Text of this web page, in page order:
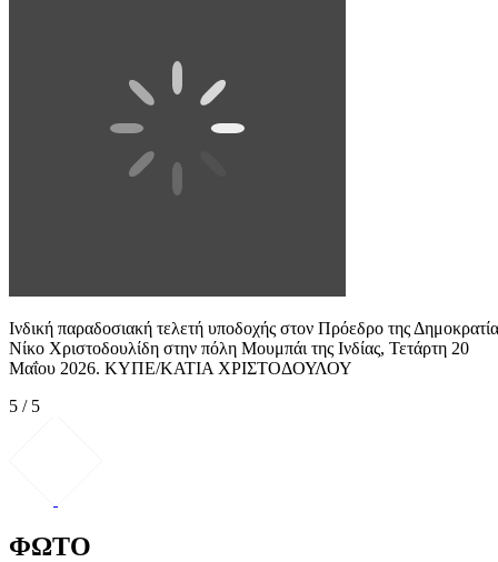
Ινδική παραδοσιακή τελετή υποδοχής στον Πρόεδρο της
Νίκο Χριστοδουλίδη στην πόλη Μουμπάι της Ινδίας, Τετάρτη 20
Μαΐου 2026. ΚΥΠΕ/ΚΑΤΙΑ ΧΡΙΣΤΟΔΟΥΛΟΥ
5 / 5
ΦΩΤΟ